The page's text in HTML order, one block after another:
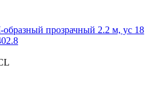
прозрачный 2.2 м, ус 18